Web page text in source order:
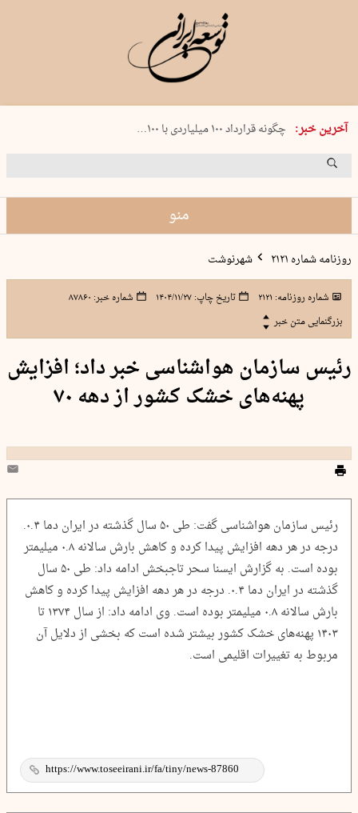
آخرین خبر:
شنبه 17 مرداد 1405 شماره 2244
چگونه قرارداد ۱۰۰ میلیاردی با ۱۰۰…
پنجره‌ای که باز نشد
منو
روزنامه شماره ۲۱۲۱ شهرنوشت
شماره روزنامه: ۲۱۲۱ تاریخ چاپ:۱۴۰۴/۱۱/۲۷ شماره خبر: ۸۷۸۶۰
بزرگنمایی متن خبر
رئیس سازمان هواشناسی خبر داد؛ افزایش
پهنه‌های خشک کشور از دهه ۷۰
رئیس سازمان هواشناسی گفت: طی ۵۰ سال گذشته در ایران دما ۰.۴.
درجه در هر دهه افزایش پیدا کرده و کاهش بارش سالانه ۰.۸ میلیمتر
بوده است. به گزارش ایسنا سحر تاجبخش ادامه داد: طی ۵۰ سال
گذشته در ایران دما ۰.۴. درجه در هر دهه افزایش پیدا کرده و کاهش
بارش سالانه ۰.۸ میلیمتر بوده است. وی ادامه داد: از سال ۱۳۷۴ تا
۱۴۰۳ پهنه‌های خشک کشور بیشتر شده است که بخشی از دلایل آن
مربوط به تغییرات اقلیمی است.